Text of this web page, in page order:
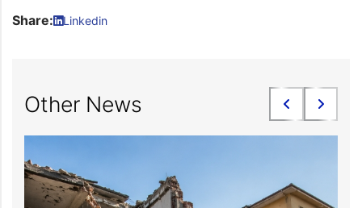
Share: Linkedin
Other News